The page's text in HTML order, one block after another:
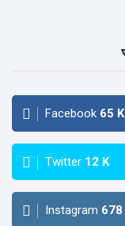
Facebook 65 K
Twitter 12 K
Instagram 678